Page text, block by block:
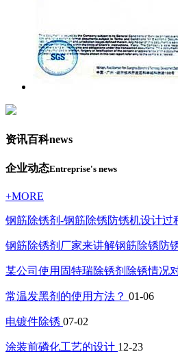
资讯百科news
企业动态Entreprise's news
+MORE
钢筋除锈剂-钢筋除锈防锈机设计过
钢筋除锈剂厂家来讲解钢筋除锈防
某公司使用固特瑞除锈剂除锈情况
常温发黑剂的使用方法？ 01-06
电镀件除锈 07-02
涂装前磷化工艺的设计 12-23